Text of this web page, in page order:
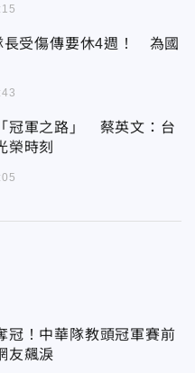
長受傷傳要休4週！ 為國
冠軍之路」 蔡英文：台
榮時刻
冠！中華隊教頭冠軍賽前
友飆淚